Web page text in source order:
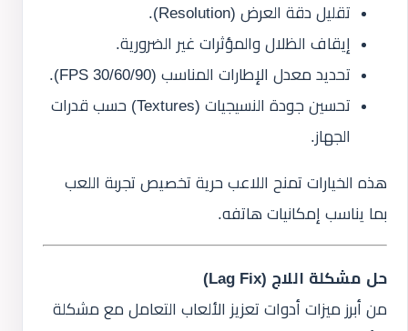
تقليل دقة العرض (Resolution).
إيقاف الظلال والمؤثرات غير الضرورية.
تحديد معدل الإطارات المناسب (30/60/90 FPS).
تحسين جودة النسيجيات (Textures) حسب قدرات
الجهاز.
هذه الخيارات تمنح اللاعب حرية تخصيص تجربة اللعب
بما يناسب إمكانيات هاتفه.
حل مشكلة اللاج (Lag Fix)
من أبرز ميزات أدوات تعزيز الألعاب التعامل مع مشكلة